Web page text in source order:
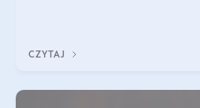
CZYTAJ